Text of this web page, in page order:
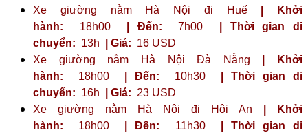
Xe giường nằm Hà Nội đi Huế
| Khởi
hành: 18h00 | Đến: 7h00
| Thời gian di
chuyển: 13h | Giá: 16 USD
Xe giường nằm Hà Nội Đà Nẵng
| Khởi
hành: 18h00 | Đến: 10h30
| Thời gian di
chuyển: 16h | Giá: 23 ​​USD
Xe giường nằm Hà Nội đi Hội An
| Khởi
hành: 18h00 | Đến: 11h30
| Thời gian di